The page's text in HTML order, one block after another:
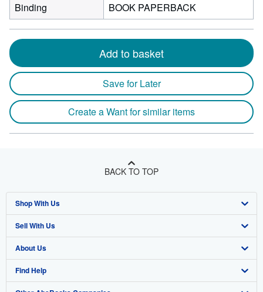
Binding
BOOK PAPERBACK
Add to basket
Save for Later
Create a Want for similar items
BACK TO TOP
Shop With Us
Advanced Search
Browse Collections
My Account
Sell With Us
Start Selling
Join Our Affiliate Program
About Us
About AbeBooks
Find Help